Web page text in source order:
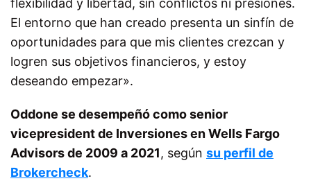
flexibilidad y libertad, sin conflictos ni presiones.
El entorno que han creado presenta un sinfín de
oportunidades para que mis clientes crezcan y
logren sus objetivos financieros, y estoy
deseando empezar».
Oddone se desempeñó como senior
vicepresident de Inversiones en Wells Fargo
Advisors de 2009 a 2021, según su perfil de
Brokercheck.